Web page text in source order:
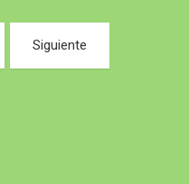
Siguiente